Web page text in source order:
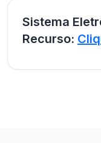
Sistema
Recurso: